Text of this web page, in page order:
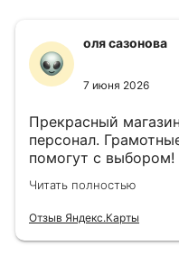
оля сазонова
7 июня 2026
Прекрасный
персонал.
помогут с выбором!
назначенный день!
Читать полностью
Отзыв Яндекс.Карты